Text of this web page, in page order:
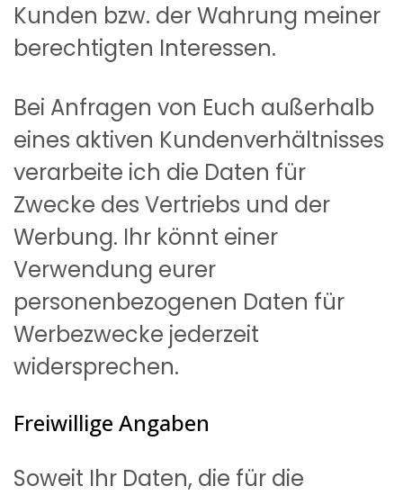
Kunden bzw. der Wahrung meiner
berechtigten Interessen.
Bei Anfragen von Euch außerhalb
eines aktiven Kundenverhältnisses
verarbeite ich die Daten für
Zwecke des Vertriebs und der
Werbung. Ihr könnt einer
Verwendung eurer
personenbezogenen Daten für
Werbezwecke jederzeit
widersprechen.
Freiwillige Angaben
Soweit Ihr Daten, die für die